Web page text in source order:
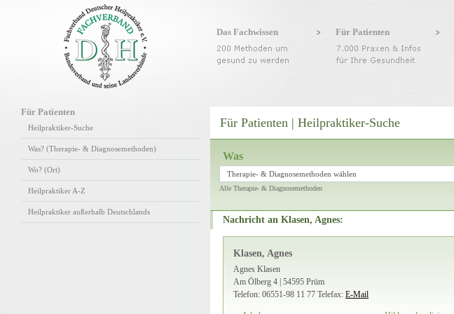
Das Fachwissen Für Patienten
Für Patienten
Heilpraktiker-Suche
Was? (Therapie- & Diagnosemethoden)
Wo? (Ort)
Heilpraktiker A-Z
Heilpraktiker außerhalb Deutschlands
Für Patienten | Heilpraktiker-Suche
Was
Therapie- & Diagnosemethoden wählen
Alle Therapie- & Diagnosemethoden
Nachricht an Klasen, Agnes:
Klasen, Agnes
Agnes Klasen
Am Ölberg 4 | 54595 Prüm
Telefon: 06551-98 11 77 Telefax: E-Mail